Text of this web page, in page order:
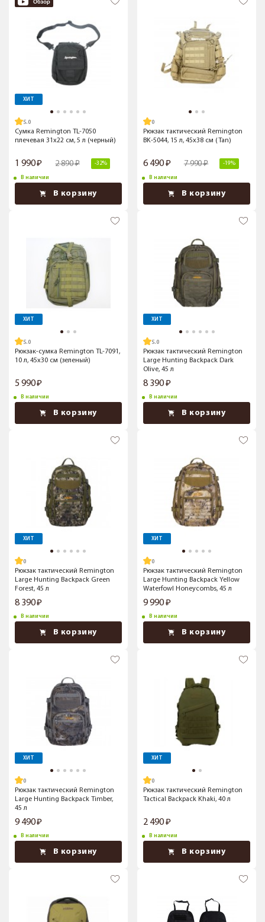
ХИТ
5.0
Сумка Remington TL-7050
плечевая 31x22 см, 5 л (черный)
1 990 2 890 -32%
В наличии
В корзину
Рюкзак тактический Remington
BK-5044, 15 л, 45x38 см (Tan)
6 490 7 990 -19%
В наличии
В корзину
ХИТ
5.0
Рюкзак-сумка Remington TL-7091,
10 л, 45x30 см (зеленый)
5 990
В наличии
В корзину
ХИТ
5.0
Рюкзак тактический Remington
Large Hunting Backpack Dark
Olive, 45 л
8 390
В наличии
В корзину
ХИТ
Рюкзак тактический Remington
Large Hunting Backpack Green
Forest, 45 л
8 390
В наличии
В корзину
ХИТ
Рюкзак тактический Remington
Large Hunting Backpack Yellow
Waterfowl Honeycombs, 45 л
9 990
В наличии
В корзину
ХИТ
Рюкзак тактический Remington
Large Hunting Backpack Timber,
45 л
9 490
В наличии
В корзину
ХИТ
Рюкзак тактический Remington
Tactical Backpack Khaki, 40 л
2 490
В наличии
В корзину